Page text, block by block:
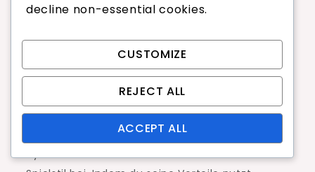
Training, um dein Muskelgedächtnis
zu stärken.
Insgesamt verbessert die Beherrschung des
Seitenschlags nicht nur dein individuelles
Können, sondern trägt auch zu einem
decline non-essential cookies.
CUSTOMIZE
REJECT ALL
ACCEPT ALL